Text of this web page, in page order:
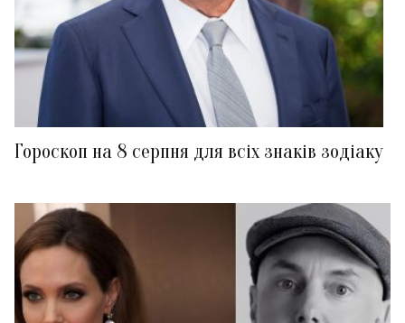
Гороскоп на 8 серпня для всіх знаків зодіаку